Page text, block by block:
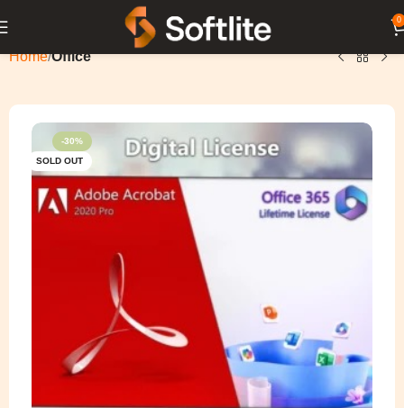
0
Home Office
-30%
SOLD OUT